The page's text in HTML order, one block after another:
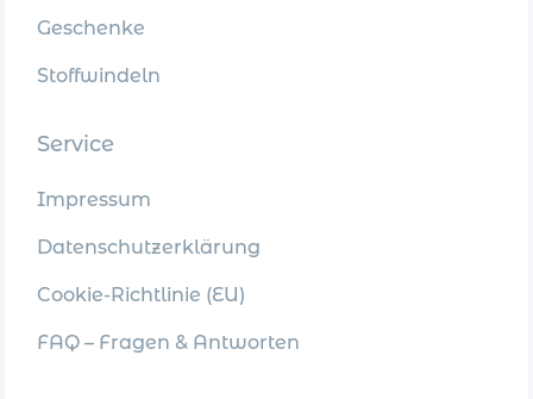
Geschenke
Stoffwindeln
Service
Impressum
Datenschutzerklärung
Cookie-Richtlinie (EU)
FAQ – Fragen & Antworten